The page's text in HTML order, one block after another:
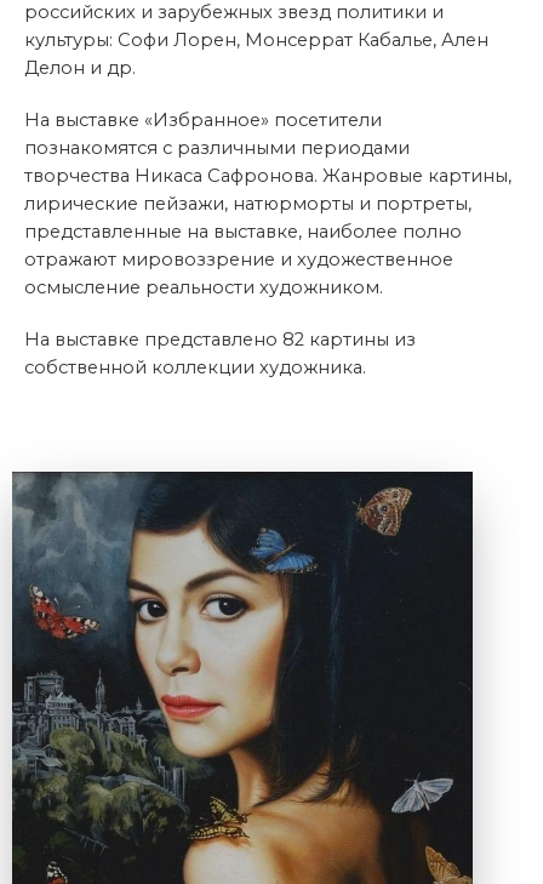
российских и зарубежных звезд политики и
культуры: Софи Лорен, Монсеррат Кабалье, Ален
Делон и др.
На выставке «Избранное» посетители
познакомятся с различными периодами
творчества Никаса Сафронова. Жанровые картины,
лирические пейзажи, натюрморты и портреты,
представленные на выставке, наиболее полно
отражают мировоззрение и художественное
осмысление реальности художником.
На выставке представлено 82 картины из
собственной коллекции художника.